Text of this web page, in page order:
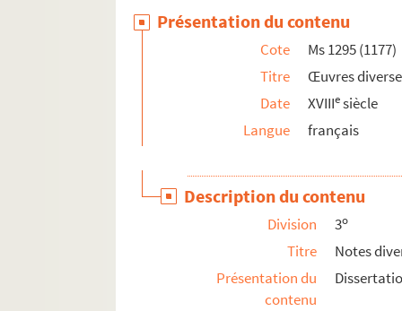
Ms 1330 (1203). Histoire du régiment « le
Ms 1334 (884). Al djâmi'ou lbahiyou lida'ouâti
Ms 1335 (885). Faouâidou ouâfiyatoun fi halli
Ms 1336 (886). Manuscrits en langue arabe
Ms 1337 (887). Manuscrits en arabe
Ms 1337 bis (888). Fadzhâilou ramadzân
Ms 1338 (889). Traités en langue arabe
Présentation du contenu
Cote
Ms 1295 (1177)
Titre
Œuvres
Date
XVIIIesiècle
Langue
français
Description du contenu
Division 3o
Titre
Notes
Présentation du
contenu